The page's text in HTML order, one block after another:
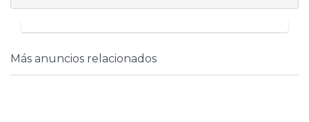
Más anuncios relacionados